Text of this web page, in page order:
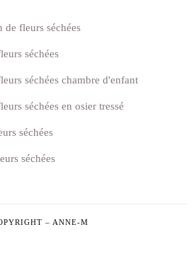
fleurs séchées
séchées
séchées chambre d'enfant
séchées en osier tressé
séchées
séchées
– ANNE-M